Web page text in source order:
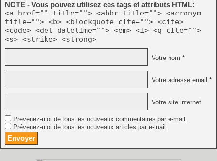
NOTE - Vous pouvez utilisez ces tags et attributs HTML:
<a href="" title=""> <abbr title=""> <acronym
title=""> <b> <blockquote cite=""> <cite>
<code> <del datetime=""> <em> <i> <q cite="">
<s> <strike> <strong>
Votre nom *
Votre adresse email *
Votre site internet
Prévenez-moi de tous les nouveaux commentaires par e-mail.
Prévenez-moi de tous les nouveaux articles par e-mail.